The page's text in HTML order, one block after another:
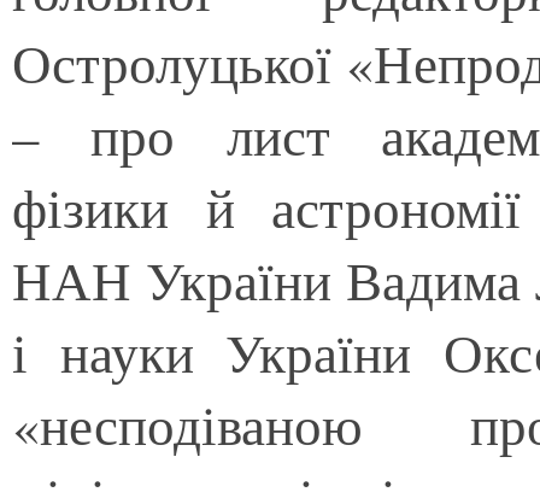
Остролуцької
– про лист
фізики й
НАН України Вадима
і науки України
«несподіваною